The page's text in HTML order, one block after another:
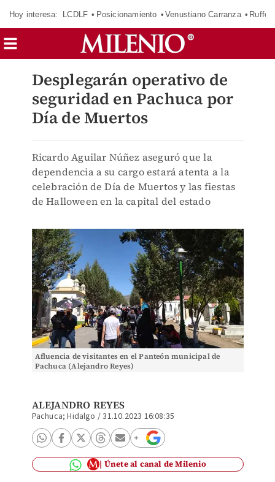
Hoy interesa: LCDLF Posicionamiento Venustiano Carranza Ruffo
Desplegarán operativo de
seguridad en Pachuca por
Día de Muertos
Ricardo Aguilar Núñez aseguró que la
dependencia a su cargo estará atenta a la
celebración de Día de Muertos y las fiestas
de Halloween en la capital del estado
Afluencia de visitantes en el Panteón municipal de
Pachuca (Alejandro Reyes)
ALEJANDRO REYES
Pachuca; Hidalgo /31.10.2023 16:08:35
Únete al canal de Milenio